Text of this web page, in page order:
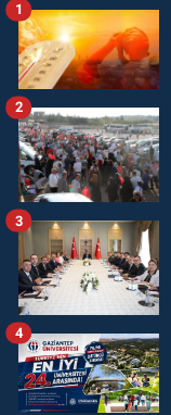
1
2
3
4